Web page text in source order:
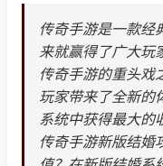
传奇手游是一款经
来就赢得了广大玩
传奇手游的重头戏
玩家带来了全新的
系统中获得最大的
传奇手游新版结婚